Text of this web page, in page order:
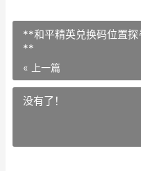
**和平精英兑换码位置
**
« 上一篇
没有了！